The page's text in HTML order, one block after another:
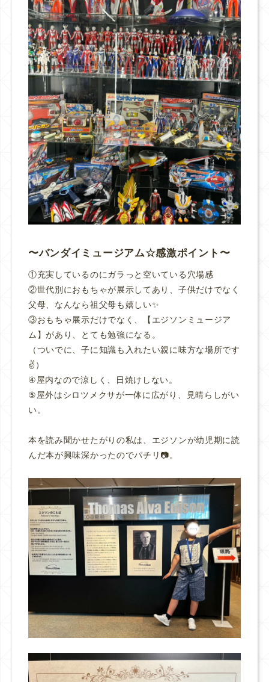
バンダイミュージアム☆感激ポイント
①充実しているのにガラっと空いている穴場感
②世代別におもちゃが展示してあり、子供だけでなく
父母、なんなら祖父母も嬉しい✨
③おもちゃ展示だけでなく、【エジソンミュージア
ム】があり、とても勉強になる。
（ついでに、子に知識も入れたい親に味方な場所です
✌）
④屋内なので涼しく、日焼けしない。
⑤屋外はシロツメクサが一体に広がり、見晴らしがい
い。
本を読み聞かせたがりの私は、エジソンが幼児期に読
んだ本が興味深かったのでパチリ📷。